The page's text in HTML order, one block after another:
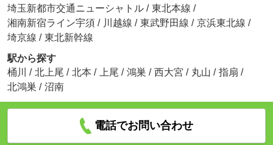
埼玉新都市交通ニューシャトル / 東北本線 /
湘南新宿ライン宇須 / 川越線 / 東武野田線 / 京浜東北線 /
埼京線 / 東北新幹線
駅から探す
桶川
/ 北上尾 / 北本 / 上尾 / 鴻巣 / 西大宮 / 丸山 / 指扇 /
北鴻巣 / 沼南
電話でお問い合わせ